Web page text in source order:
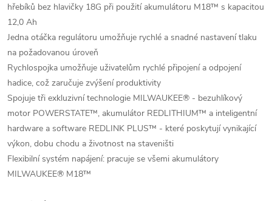
hřebíků bez hlavičky 18G při použití akumulátoru M18™ s kapacitou
12,0 Ah
Jedna otáčka regulátoru umožňuje rychlé a snadné nastavení tlaku
na požadovanou úroveň
Rychlospojka umožňuje uživatelům rychlé připojení a odpojení
hadice, což zaručuje zvýšení produktivity
Spojuje tři exkluzivní technologie MILWAUKEE® - bezuhlíkový
motor POWERSTATE™, akumulátor REDLITHIUM™ a inteligentní
hardware a software REDLINK PLUS™ - které poskytují vynikající
výkon, dobu chodu a životnost na staveništi
Flexibilní systém napájení: pracuje se všemi akumulátory
MILWAUKEE® M18™